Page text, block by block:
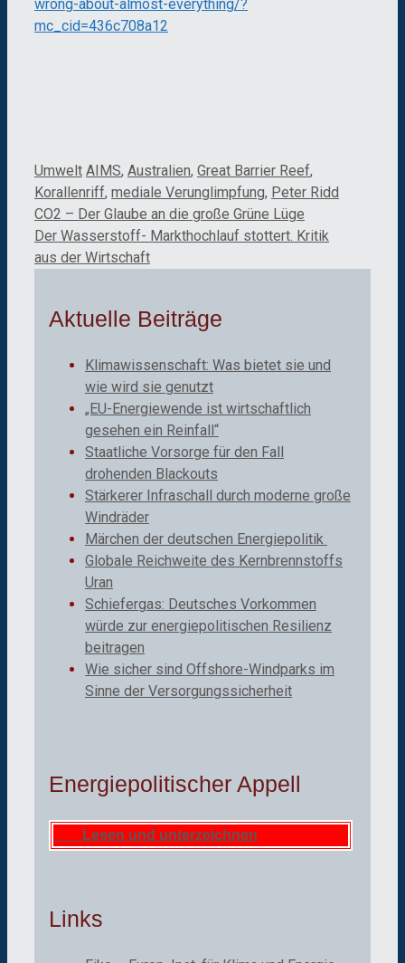
wrong-about-almost-everything/?
mc_cid=436c708a12
Kategorien
Umwelt Schlagwörter
AIMS, Australien, Great Barrier Reef,
Korallenriff, mediale Verunglimpfung, Peter Ridd
CO2 – Der Glaube an die große Grüne Lüge
Der Wasserstoff- Markthochlauf stottert. Kritik
aus der Wirtschaft
Aktuelle Beiträge
Klimawissenschaft: Was bietet sie und
wie wird sie genutzt
„EU-Energiewende ist wirtschaftlich
gesehen ein Reinfall“
Staatliche Vorsorge für den Fall
drohenden Blackouts
Stärkerer Infraschall durch moderne große
Windräder
Märchen der deutschen Energiepolitik
Globale Reichweite des Kernbrennstoffs
Uran
Schiefergas: Deutsches Vorkommen
würde zur energiepolitischen Resilienz
beitragen
Wie sicher sind Offshore-Windparks im
Sinne der Versorgungssicherheit
Energiepolitischer Appell
Lesen und unterzeichnen
Links